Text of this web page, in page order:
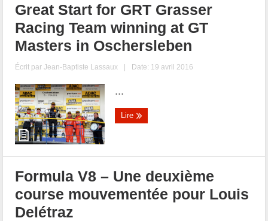
Great Start for GRT Grasser
Racing Team winning at GT
Masters in Oschersleben
Écrit parJean-Baptiste Lassaux | Date: 19 avril 2016
...
Lire
Formula V8 – Une deuxième
course mouvementée pour Louis
Delétraz